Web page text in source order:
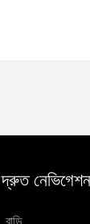
দ্রুত নেভিগেশন
বাড়ি